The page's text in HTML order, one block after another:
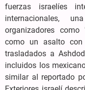
fuerzas israelíes
internacionales,
organizadores
como un asalto con
trasladados a
incluidos los
similar al reportado